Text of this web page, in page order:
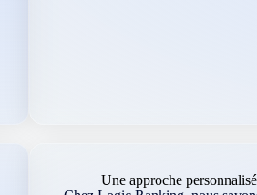
Une approche